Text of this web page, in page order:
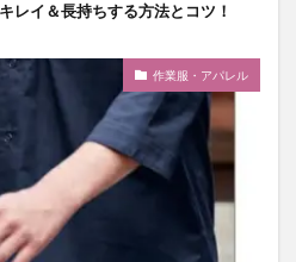
レイ＆長持ちする方法とコツ！
作業服・アパレル